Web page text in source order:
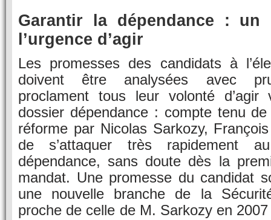
Garantir la dépendance : un
l’urgence d’agir
Les promesses des candidats à
doivent être analysées avec
proclament tous leur volonté
dossier dépendance : compte tenu de
réforme par Nicolas Sarkozy,
de s’attaquer très rapidement
dépendance, sans doute dès la
mandat. Une promesse du candidat
une nouvelle branche de la
proche de celle de M. Sarkozy en